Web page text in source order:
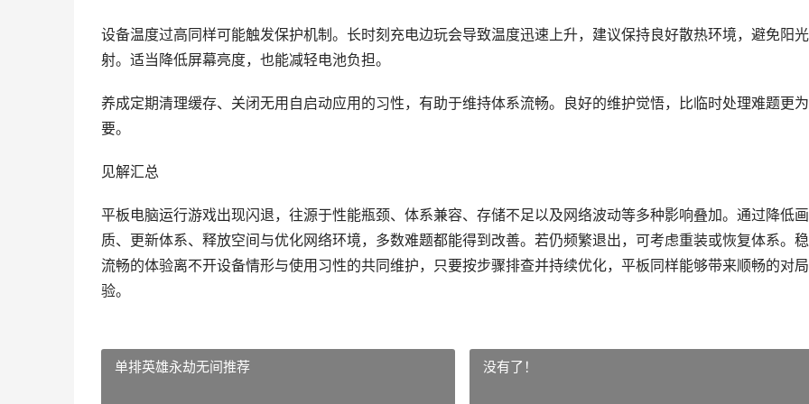
设备温度过高同样可能触发保护机制。长时刻充电边玩会导致温度迅速上升，建议保持良好散热环境，避免阳
射。适当降低屏幕亮度，也能减轻电池负担。
养成定期清理缓存、关闭无用自启动应用的习性，有助于维持体系流畅。良好的维护觉悟，比临时处理难题更
要。
见解汇总
平板电脑运行游戏出现闪退，往源于性能瓶颈、体系兼容、存储不足以及网络波动等多种影响叠加。通过降低画
质、更新体系、释放空间与优化网络环境，多数难题都能得到改善。若仍频繁退出，可考虑重装或恢复体系。
流畅的体验离不开设备情形与使用习性的共同维护，只要按步骤排查并持续优化，平板同样能够带来顺畅的对
验。
单排英雄永劫无间推荐 没有了！